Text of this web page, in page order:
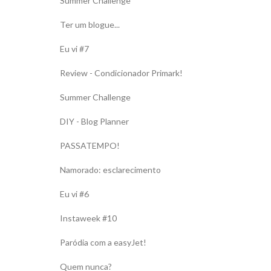
Ter um blogue...
Eu vi #7
Review - Condicionador Primark!
Summer Challenge
DIY - Blog Planner
PASSATEMPO!
Namorado: esclarecimento
Eu vi #6
Instaweek #10
Paródia com a easyJet!
Quem nunca?